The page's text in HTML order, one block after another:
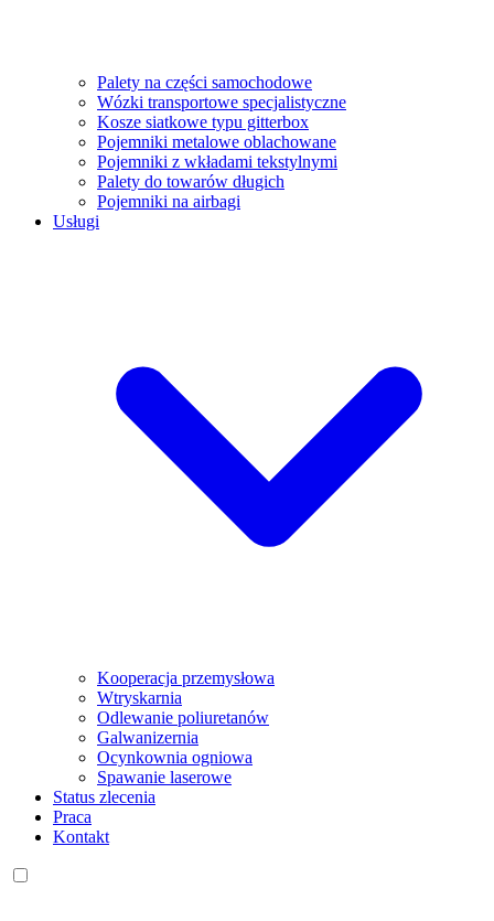
Palety na części samochodowe
Wózki transportowe specjalistyczne
Kosze siatkowe typu gitterbox
Pojemniki metalowe oblachowane
Pojemniki z wkładami tekstylnymi
Palety do towarów długich
Pojemniki na airbagi
Usługi
Kooperacja przemysłowa
Wtryskarnia
Odlewanie poliuretanów
Galwanizernia
Ocynkownia ogniowa
Spawanie laserowe
Status zlecenia
Praca
Kontakt